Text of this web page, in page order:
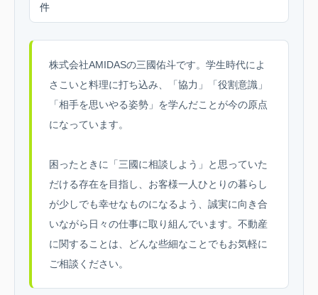
件
株式会社AMIDASの三國佑斗です。学生時代によ
さこいと料理に打ち込み、「協力」「役割意識」
「相手を思いやる姿勢」を学んだことが今の原点
になっています。
困ったときに「三國に相談しよう」と思っていた
だける存在を目指し、お客様一人ひとりの暮らし
が少しでも幸せなものになるよう、誠実に向き合
いながら日々の仕事に取り組んでいます。不動産
に関することは、どんな些細なことでもお気軽に
ご相談ください。